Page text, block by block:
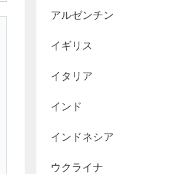
アルゼンチン
イギリス
イタリア
インド
インドネシア
ウクライナ